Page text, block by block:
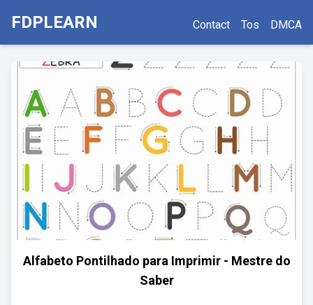
FDPLEARN Contact Tos DMCA
Alfabeto Pontilhado para Imprimir - Mestre do
Saber